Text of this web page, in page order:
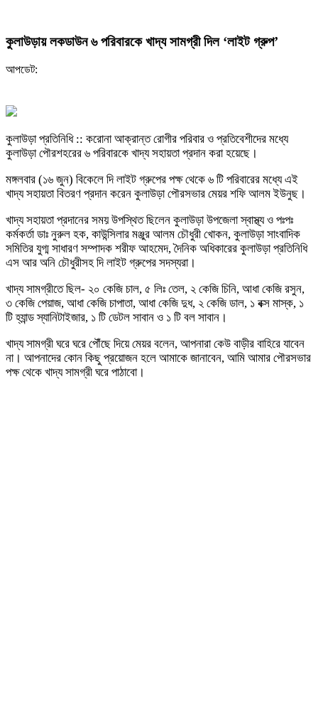
কুলাউড়ায় লকডাউন ৬ পরিবারকে খাদ্য সামগ্রী দিল ‘লাইট গ্রুপ’
আপডেট:
কুলাউড়া প্রতিনিধি :: করোনা আক্রান্ত রোগীর পরিবার ও প্রতিবেশীদের মধ্যে
কুলাউড়া পৌরশহরের ৬ পরিবারকে খাদ্য সহায়তা প্রদান করা হয়েছে।
মঙ্গলবার (১৬ জুন) বিকেলে দি লাইট গ্রুপের পক্ষ থেকে ৬ টি পরিবারের মধ্যে এই
খাদ্য সহায়তা বিতরণ প্রদান করেন কুলাউড়া পৌরসভার মেয়র শফি আলম ইউনুছ।
খাদ্য সহায়তা প্রদানের সময় উপস্থিত ছিলেন কুলাউড়া উপজেলা স্বাস্থ্য ও পঃপঃ
কর্মকর্তা ডাঃ নুরুল হক, কাউন্সিলার মঞ্জুর আলম চৌধুরী খোকন, কুলাউড়া সাংবাদিক
সমিতির যুগ্ম সাধারণ সম্পাদক শরীফ আহমেদ, দৈনিক অধিকারের কুলাউড়া প্রতিনিধি
এস আর অনি চৌধুরীসহ দি লাইট গ্রুপের সদস্যরা।
খাদ্য সামগ্রীতে ছিল- ২০ কেজি চাল, ৫ লিঃ তেল, ২ কেজি চিনি, আধা কেজি রসুন,
৩ কেজি পেয়াজ, আধা কেজি চাপাতা, আধা কেজি দুধ, ২ কেজি ডাল, ১ বক্স মাস্ক, ১
টি হ্যান্ড স্যানিটাইজার, ১ টি ডেটল সাবান ও ১ টি বল সাবান।
খাদ্য সামগ্রী ঘরে ঘরে পৌঁছে দিয়ে মেয়র বলেন, আপনারা কেউ বাড়ীর বাহিরে যাবেন
না। আপনাদের কোন কিছু প্রয়োজন হলে আমাকে জানাবেন, আমি আমার পৌরসভার
পক্ষ থেকে খাদ্য সামগ্রী ঘরে পাঠাবো।